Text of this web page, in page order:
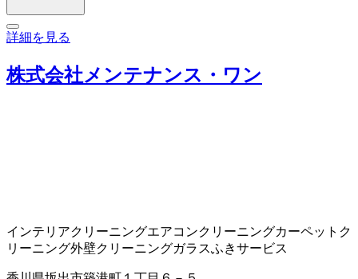
詳細を見る
株式会社メンテナンス・ワン
インテリアクリーニングエアコンクリーニングカーペットク
リーニング外壁クリーニングガラスふきサービス